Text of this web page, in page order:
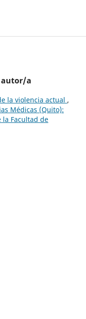
autor/a
la violencia actual ,
Médicas (Quito):
la Facultad de